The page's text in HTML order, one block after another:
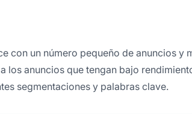
con un número pequeño de anuncios y
los anuncios que tengan bajo
segmentaciones y palabras clave.